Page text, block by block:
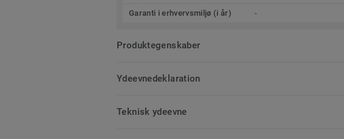
Garanti i erhvervsmiljø (i år) -
Produktegenskaber
Ydeevnedeklaration
Teknisk ydeevne